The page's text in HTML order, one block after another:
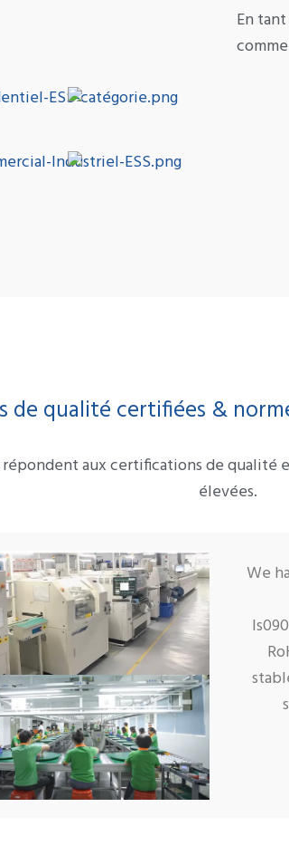
En
de qualité certifiées &
aux certifications de qualité
élevées.
We